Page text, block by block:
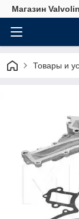
Магазин
Товары и